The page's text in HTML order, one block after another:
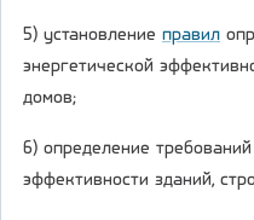
5) установление правил
энергетической
домов;
6) определение
эффективности зданий,